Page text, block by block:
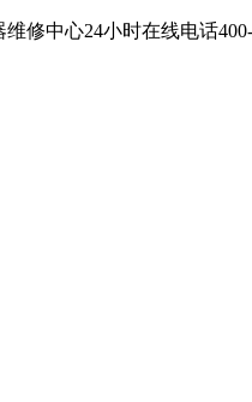
修中心24小时在线电话